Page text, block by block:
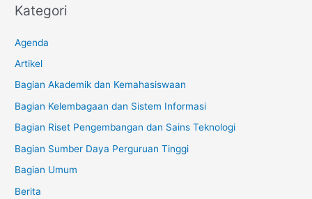
Kategori
Agenda
Artikel
Bagian Akademik dan Kemahasiswaan
Bagian Kelembagaan dan Sistem Informasi
Bagian Riset Pengembangan dan Sains Teknologi
Bagian Sumber Daya Perguruan Tinggi
Bagian Umum
Berita